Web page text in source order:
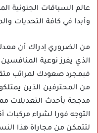
عالم السباقات الجنونية
وأبدا في كافة التحديات
من الضروري إدراك أن
الذي يفرز نوعية
فبمجرد صعودك لمراتب
من المحترفين الذين
مدججة بأحدث التعديلات
التوجه فورا لشراء مركبات
لتتمكن من مجاراة هذا